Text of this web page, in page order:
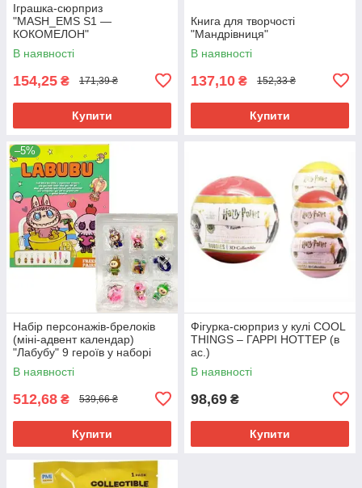
Іграшка-сюрприз
"MASH_EMS S1 —
КОКОМЕЛОН"
В наявності
154,25 ₴ 171,39 ₴
Купити
Книга для творчості
"Мандрівниця"
В наявності
137,10 ₴ 152,33 ₴
Купити
–5%
Набір персонажів-брелоків
(міні-адвент календар)
"Лабубу" 9 героїв у наборі
(коробка 23*4,6*28 см)
В наявності
512,68 ₴ 539,66 ₴
Купити
Фігурка-сюрприз у кулі COOL
THINGS – ГАРРІ НОТТЕР (в
ас.)
В наявності
98,69 ₴
Купити